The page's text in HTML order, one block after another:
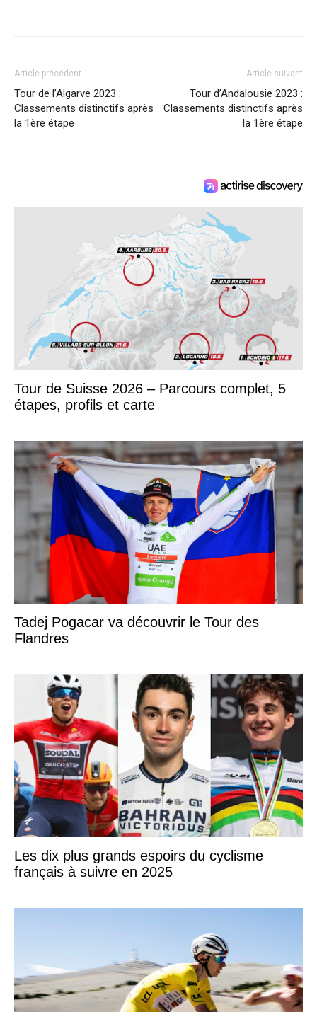
Article précédent
Tour de l’Algarve 2023 :
Classements distinctifs après
la 1ère étape
Article suivant
Tour d’Andalousie 2023 :
Classements distinctifs après
la 1ère étape
Tour de Suisse 2026 – Parcours complet, 5
étapes, profils et carte
Tadej Pogacar va découvrir le Tour des
Flandres
Les dix plus grands espoirs du cyclisme
français à suivre en 2025